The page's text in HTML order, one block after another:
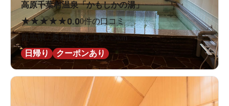
高原千葉村温泉「かもしかの湯」
★★★★★0.00件の口コミ
群馬県 / 奥利根 / 水上駅7.5km
日帰り
クーポンあり